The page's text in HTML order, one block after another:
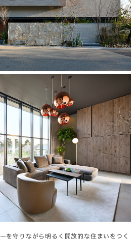
を守りながら明るく開放的な住まいをつく